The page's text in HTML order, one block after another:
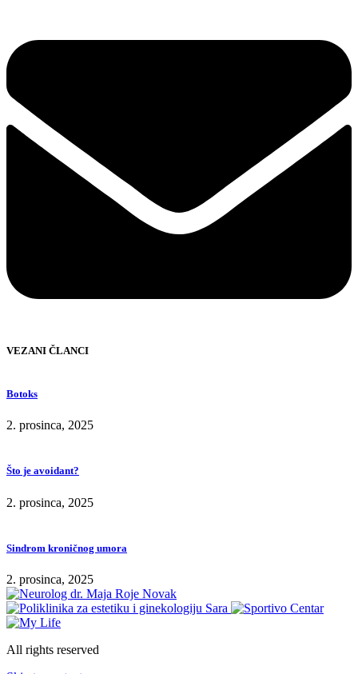
VEZANI ČLANCI
Botoks
2. prosinca, 2025
Što je avoidant?
2. prosinca, 2025
Sindrom kroničnog umora
2. prosinca, 2025
All rights reserved